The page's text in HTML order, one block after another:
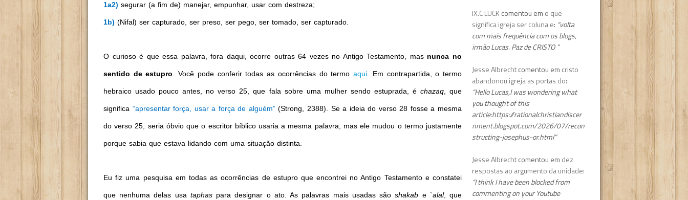
1a2) segurar (a fim de) manejar, empunhar, usar com destreza;
1b) (Nifal) ser capturado, ser preso, ser pego, ser tomado, ser capturado.
O curioso é que essa palavra, fora daqui, ocorre outras 64 vezes no Antigo Testamento, mas nunca no
sentido de estupro . Você pode conferir todas as ocorrências do termoaqui . Em contrapartida, o termo
hebraico usado pouco antes, no verso 25, que fala sobre uma mulher sendo estuprada, é chazaq, que
significa “apresentar força, usar a força de alguém”(Strong, 2388). Se a ideia do verso 28 fosse a mesma
do verso 25, seria óbvio que o escritor bíblico usaria a mesma palavra, mas ele mudou o termo justamente
porque sabia que estava lidando com uma situação distinta.
Eu fiz uma pesquisa em todas as ocorrências de estupro que encontrei no Antigo Testamento e constatei
que nenhuma delas usa taphas para designar o ato. As palavras mais usadas sãoshakab e `alal, que
IX.C LUCK comentou em o que
significa igreja ser coluna e: “volta
com mais frequência com os blogs,
irmão Lucas. Paz de CRISTO ”
Jesse Albrechtcomentou em cristo
abandonou igreja as portas do:
“Hello Lucas,I was wondering what
you thought of this
article:https://rationalchristiandiscer
nment.blogspot.com/2026/07/recon
structing-josephus-or.html”
Jesse Albrechtcomentou em dez
respostas ao argumento da unidade:
“I think I have been blocked from
commenting on your Youtube